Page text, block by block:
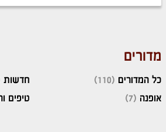
מדורים
כל המדורים (110)
אופנה (7)
חדשות
טיפים